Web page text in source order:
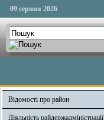
09 серпня 2026
Відомості про район
Діяльність райдержадміністрації